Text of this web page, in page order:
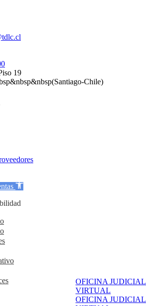
OFICINA JUDICIAL
VIRTUAL
OFICINA JUDICIAL
19
Chile)